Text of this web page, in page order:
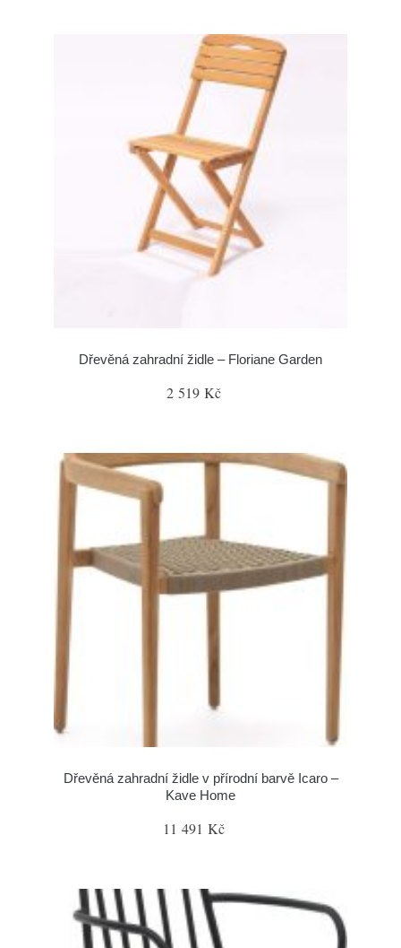
Dřevěná zahradní židle – Floriane Garden
2 519 Kč
Dřevěná zahradní židle v přírodní barvě Icaro –
Kave Home
11 491 Kč